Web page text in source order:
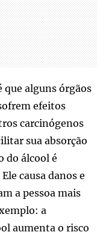
que alguns órgãos
efeitos
carcinógenos
sua absorção
do álcool é
causa danos e
a pessoa mais
a
aumenta o risco